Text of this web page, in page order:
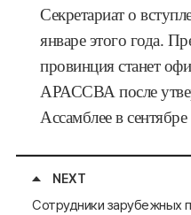
Секретариат о
январе этого года.
провинция станет
АРАССВА после
Ассамблее в
NEXT